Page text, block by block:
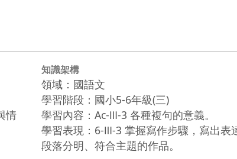
情
知識架構
領域：國語文
學習階段：國小5-6年級(三)
學習內容：Ac-Ⅲ-3 各種複句的意義。
學習表現：6-Ⅲ-3 掌握寫作步驟，寫出表
段落分明、符合主題的作品。